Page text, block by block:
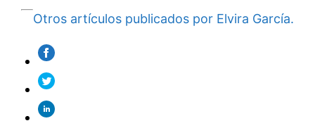
Otros artículos publicados por Elvira García.